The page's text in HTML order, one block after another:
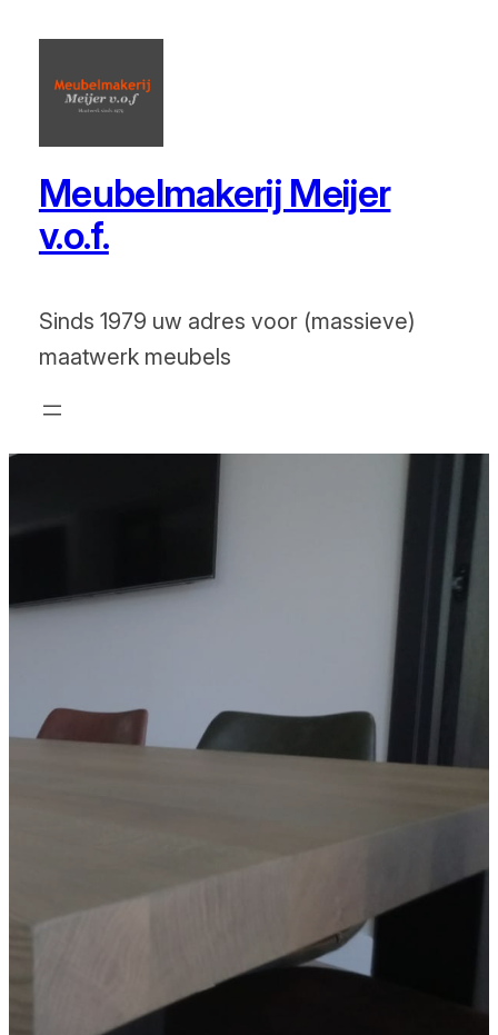
naar
inhoud
Meubelmakerij Meijer
v.o.f.
Sinds 1979 uw adres voor (massieve)
maatwerk meubels